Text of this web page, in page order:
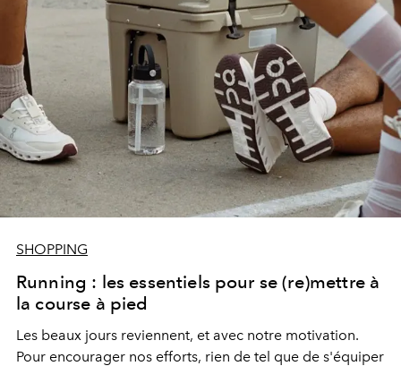
SHOPPING
Running : les essentiels pour se (re)mettre à
la course à pied
Les beaux jours reviennent, et avec notre motivation.
Pour encourager nos efforts, rien de tel que de s'équiper